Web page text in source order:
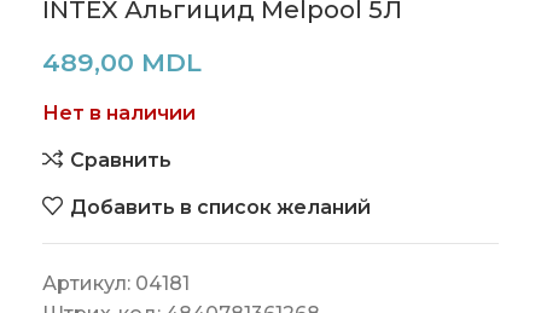
INTEX Альгицид Melpool 5Л
489,00 MDL
Нет в наличии
Сравнить
Добавить в список желаний
Артикул: 04181